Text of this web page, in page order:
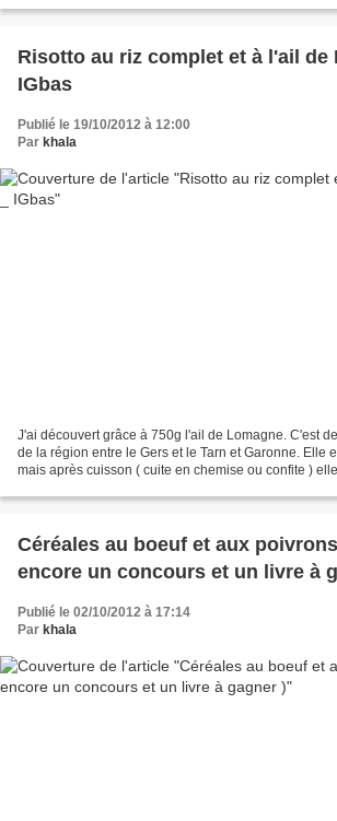
Risotto au riz complet et à l'ail de
IGbas
Publié le 19/10/2012 à 12:00
Par khala
J'ai découvert grâce à 750g l'ail de Lomagne. C'est
de la région entre le Gers et le Tarn et Garonne. Elle
mais après cuisson ( cuite en chemise ou confite )
Céréales au boeuf et aux
encore un concours et un livre à
Publié le 02/10/2012 à 17:14
Par khala